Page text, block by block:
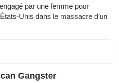
par une femme pour
Unis dans le massacre d’un
Gangster